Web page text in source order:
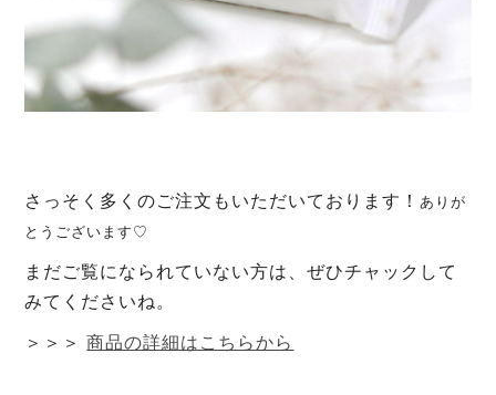
さっそく多くのご注文もいただいております！ ありが
とうございます♡
まだご覧になられていない方は、ぜひチャックして
みてくださいね。
＞＞＞商品の詳細はこちらから